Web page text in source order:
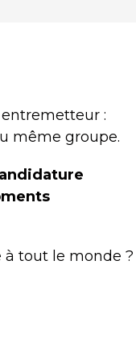
:
même groupe.
à tout le monde ?